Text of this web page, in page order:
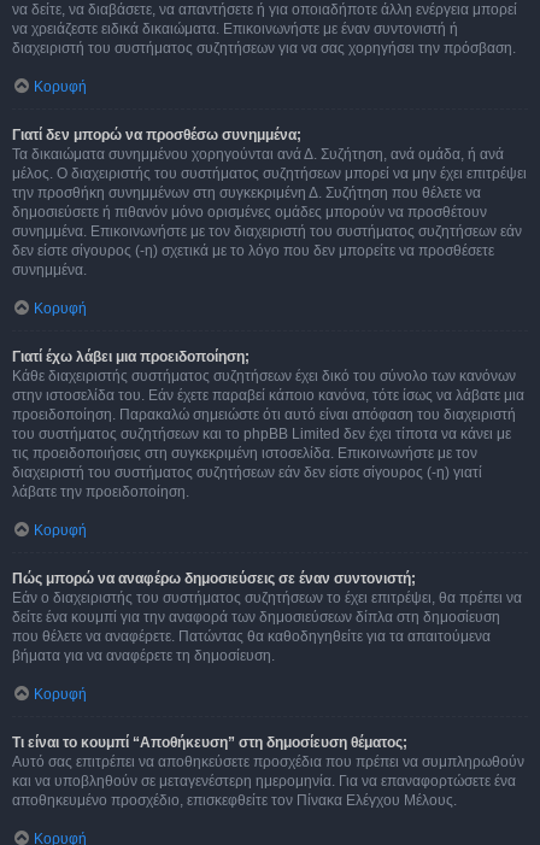
να δείτε, να διαβάσετε, να απαντήσετε ή για οποιαδήποτε άλλη ενέργεια μπορεί
να χρειάζεστε ειδικά δικαιώματα. Επικοινωνήστε με έναν συντονιστή ή
διαχειριστή του συστήματος συζητήσεων για να σας χορηγήσει την πρόσβαση.
Κορυφή
Γιατί δεν μπορώ να προσθέσω συνημμένα;
Τα δικαιώματα συνημμένου χορηγούνται ανά Δ. Συζήτηση, ανά ομάδα, ή ανά
μέλος. Ο διαχειριστής του συστήματος συζητήσεων μπορεί να μην έχει επιτρέψει
την προσθήκη συνημμένων στη συγκεκριμένη Δ. Συζήτηση που θέλετε να
δημοσιεύσετε ή πιθανόν μόνο ορισμένες ομάδες μπορούν να προσθέτουν
συνημμένα. Επικοινωνήστε με τον διαχειριστή του συστήματος συζητήσεων εάν
δεν είστε σίγουρος (-η) σχετικά με το λόγο που δεν μπορείτε να προσθέσετε
συνημμένα.
Κορυφή
Γιατί έχω λάβει μια προειδοποίηση;
Κάθε διαχειριστής συστήματος συζητήσεων έχει δικό του σύνολο των κανόνων
στην ιστοσελίδα του. Εάν έχετε παραβεί κάποιο κανόνα, τότε ίσως να λάβατε μια
προειδοποίηση. Παρακαλώ σημειώστε ότι αυτό είναι απόφαση του διαχειριστή
του συστήματος συζητήσεων και το phpBB Limited δεν έχει τίποτα να κάνει με
τις προειδοποιήσεις στη συγκεκριμένη ιστοσελίδα. Επικοινωνήστε με τον
διαχειριστή του συστήματος συζητήσεων εάν δεν είστε σίγουρος (-η) γιατί
λάβατε την προειδοποίηση.
Κορυφή
Πώς μπορώ να αναφέρω δημοσιεύσεις σε έναν συντονιστή;
Εάν ο διαχειριστής του συστήματος συζητήσεων το έχει επιτρέψει, θα πρέπει να
δείτε ένα κουμπί για την αναφορά των δημοσιεύσεων δίπλα στη δημοσίευση
που θέλετε να αναφέρετε. Πατώντας θα καθοδηγηθείτε για τα απαιτούμενα
βήματα για να αναφέρετε τη δημοσίευση.
Κορυφή
Τι είναι το κουμπί “Αποθήκευση” στη δημοσίευση θέματος;
Αυτό σας επιτρέπει να αποθηκεύσετε προσχέδια που πρέπει να συμπληρωθούν
και να υποβληθούν σε μεταγενέστερη ημερομηνία. Για να επαναφορτώσετε ένα
αποθηκευμένο προσχέδιο, επισκεφθείτε τον Πίνακα Ελέγχου Μέλους.
Κορυφή